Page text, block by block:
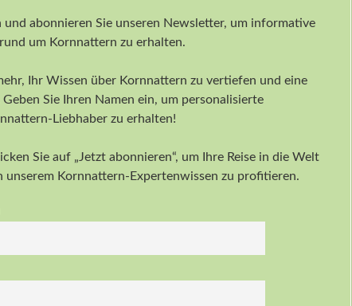
und abonnieren Sie unseren Newsletter, um informative
um Kornnattern zu erhalten.
Ihr Wissen über Kornnattern zu vertiefen und eine
Sie Ihren Namen ein, um personalisierte
Liebhaber zu erhalten!
Sie auf „Jetzt abonnieren“, um Ihre Reise in die Welt
unserem Kornnattern-Expertenwissen zu profitieren.